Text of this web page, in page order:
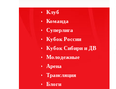
Клуб
Команда
Суперлига
Кубок России
Кубок Сибири и ДВ
Молодежные
Арена
Трансляция
Блоги